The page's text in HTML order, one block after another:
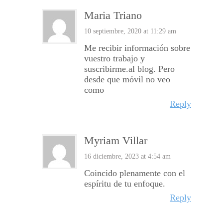
Maria Triano
10 septiembre, 2020 at 11:29 am
Me recibir información sobre
vuestro trabajo y
suscribirme.al blog. Pero
desde que móvil no veo
como
Reply
Myriam Villar
16 diciembre, 2023 at 4:54 am
Coincido plenamente con el
espíritu de tu enfoque.
Reply